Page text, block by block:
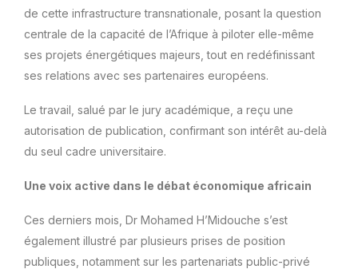
de cette infrastructure transnationale, posant la question
centrale de la capacité de l’Afrique à piloter elle-même
ses projets énergétiques majeurs, tout en redéfinissant
ses relations avec ses partenaires européens.
Le travail, salué par le jury académique, a reçu une
autorisation de publication, confirmant son intérêt au-delà
du seul cadre universitaire.
Une voix active dans le débat économique africain
Ces derniers mois, Dr Mohamed H’Midouche s’est
également illustré par plusieurs prises de position
publiques, notamment sur les partenariats public-privé